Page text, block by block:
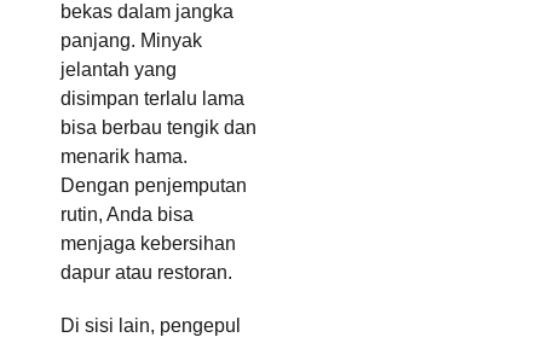
bekas dalam jangka
panjang. Minyak
jelantah yang
disimpan terlalu lama
bisa berbau tengik dan
menarik hama.
Dengan penjemputan
rutin, Anda bisa
menjaga kebersihan
dapur atau restoran.
Di sisi lain, pengepul